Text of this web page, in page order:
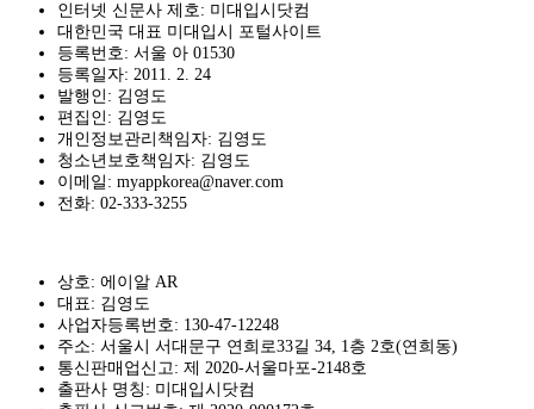
인터넷 신문사 제호: 미대입시닷컴
대한민국 대표 미대입시 포털사이트
등록번호: 서울 아 01530
등록일자: 2011. 2. 24
발행인: 김영도
편집인: 김영도
개인정보관리책임자: 김영도
청소년보호책임자: 김영도
이메일: myappkorea@naver.com
전화: 02-333-3255
상호: 에이알 AR
대표: 김영도
사업자등록번호: 130-47-12248
주소: 서울시 서대문구 연희로33길 34, 1층 2호(연희동)
통신판매업신고: 제 2020-서울마포-2148호
출판사 명칭: 미대입시닷컴